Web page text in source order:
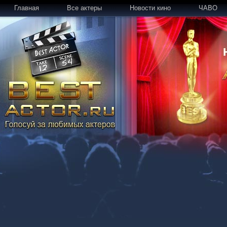
Главная Все актеры Новости кино ЧАВО